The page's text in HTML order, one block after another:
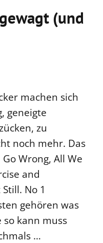
(und
machen sich
geneigte
zu
noch mehr. Das
Wrong, All We
and
No 1
gehören was
kann muss
…